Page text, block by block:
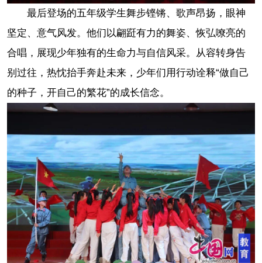
最后登场的五年级学生舞步铿锵、歌声昂扬，眼神
坚定、意气风发。他们以翩跹有力的舞姿、恢弘嘹亮的
合唱，展现少年独有的生命力与自信风采。从容转身告
别过往，热忱抬手奔赴未来，少年们用行动诠释“做自己
的种子，开自己的繁花”的成长信念。